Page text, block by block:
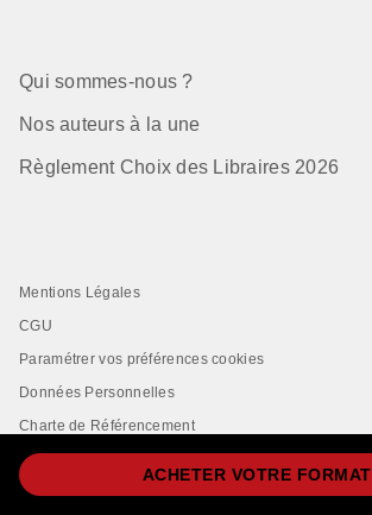
ACHETER VOTRE FORMAT
Qui sommes-nous ?
Nos auteurs à la une
Règlement Choix des Libraires 2026
Mentions Légales
CGU
Paramétrer vos préférences cookies
Données Personnelles
Charte de Référencement